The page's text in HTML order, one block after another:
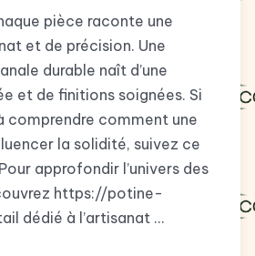
pièce raconte une
et de précision. Une
durable naît d’une
et de finitions soignées. Si
comprendre comment une
la solidité, suivez ce
approfondir l’univers des
https://potine-
dédié à l’artisanat …